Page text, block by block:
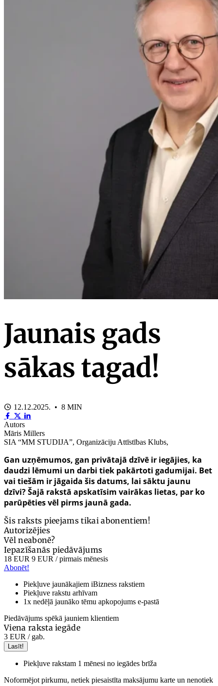
Jaunais gads
sākas tagad!
12.12.2025. • 8 MIN
Autors
Māris Millers
SIA “MM STUDIJA”, Organizāciju Attīstības Klubs,
Gan uzņēmumos, gan privātajā dzīvē ir iegājies, ka
daudzi lēmumi un darbi tiek pakārtoti gadumijai. Bet
vai tiešām ir jāgaida šis datums, lai sāktu jaunu
dzīvi? Šajā rakstā apskatīsim vairākas lietas, par ko
parūpēties vēl pirms jaunā gada.
Šis raksts pieejams tikai abonentiem!
Autorizējies
Vēl neabonē?
Iepazīšanās piedāvājums
18 EUR 9 EUR / pirmais mēnesis
Abonēt!
Piekļuve jaunākajiem iBizness rakstiem
Piekļuve rakstu arhīvam
1x nedēļā jaunāko tēmu apkopojums e-pastā
Piedāvājums spēkā jauniem klientiem
Viena raksta iegāde
3 EUR / gab.
Lasīt!
Piekļuve rakstam 1 mēnesi no iegādes brīža
Noformējot pirkumu, netiek piesaistīta maksājumu karte un nenotiek